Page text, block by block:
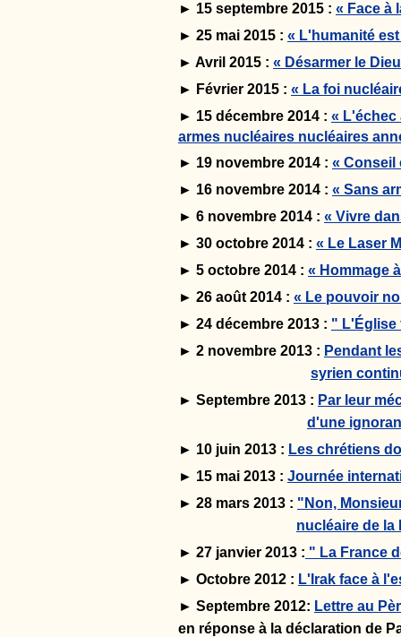
► 15 septembre 2015 : « Face à
► 25 mai 2015 : « L'humanité
► Avril 2015 : « Désarmer le
► Février 2015 : « La foi
► 15 décembre 2014 : « L'échec
armes nucléaires nucléaires
► 19 novembre 2014 : « Conseil
► 16 novembre 2014 : « Sans
► 6 novembre 2014 : « Vivre
► 30 octobre 2014 : « Le Laser
► 5 octobre 2014 : « Hommage
► 26 août 2014 : « Le pouvoir
► 24 décembre 2013 : " L'Église
► 2 novembre 2013 : Pendant
syrien
► Septembre 2013 : Par leur
d'une
► 10 juin 2013 : Les chrétiens
► 15 mai 2013 : Journée
► 28 mars 2013 : "Non,
nucléaire de la
► 27 janvier 2013 : " La France
► Octobre 2012 : L'Irak face à
► Septembre 2012: Lettre au
en réponse à la déclaration de